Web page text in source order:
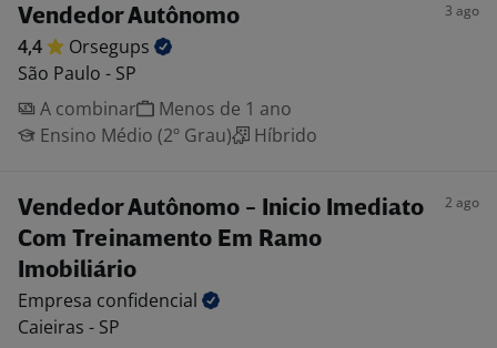
Vendedor Autônomo 3 ago
4,4
Orsegups
São Paulo - SP
A combinar
Menos de 1 ano
Ensino Médio (2º Grau)
Híbrido
Vendedor Autônomo - Inicio Imediato
Com Treinamento Em Ramo
Imobiliário
2 ago
Empresa confidencial
Caieiras - SP